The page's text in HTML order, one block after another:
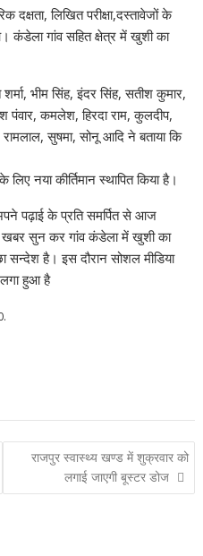
दक्षता, लिखित परीक्षा,दस्तावेजों के
गांव सहित क्षेत्र में खुशी का
भीम सिंह, इंदर सिंह, सतीश कुमार,
पंवार, कमलेश, हिरदा राम, कुलदीप,
सुषमा, सोनू आदि ने बताया कि
नया कीर्तिमान स्थापित किया है।
पढ़ाई के प्रति समर्पित से आज
खबर सुन कर गांव कंडेला में खुशी का
सन्देश है। इस दौरान सोशल मीडिया
लगा हुआ है
राजपुर स्वास्थ्य खण्ड में शुक्रवार को
लगाई जाएगी बूस्टर डोज